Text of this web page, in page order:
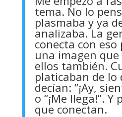
tema. No lo
plasmaba y ya
analizaba. La
conecta con
una imagen que
ellos también.
platicaban de lo
decían: “¡Ay,
o “¡Me llega!”.
que conectan.